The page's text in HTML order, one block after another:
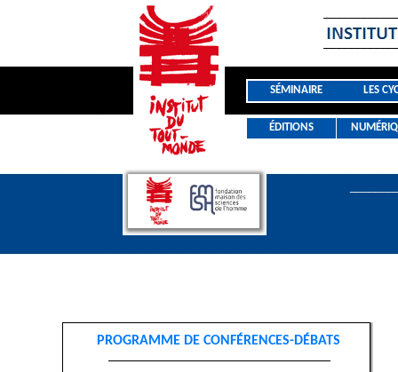
SÉMINAIRE
PROGRAMME DE CONFÉRENCES-DÉBATS
ÉDITIONS
LES